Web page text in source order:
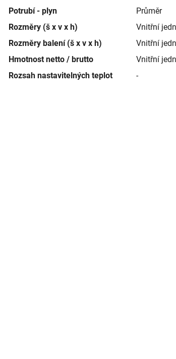
Potrubí - plyn
Průměr
Rozměry (š x v x h)
Vnitřní
Rozměry balení (š x v x h)
Vnitřní
Hmotnost netto / brutto
Vnitřní
Rozsah nastavitelných teplot
-